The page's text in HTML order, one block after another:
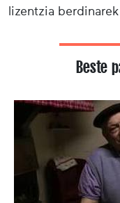
lizentzia
Beste